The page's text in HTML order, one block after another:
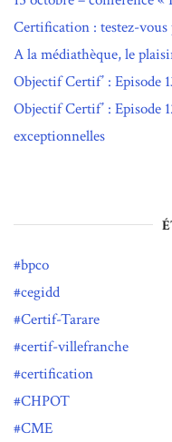
Certification : testez-vous
A la médiathèque, le
Objectif Certif’ : Episode
Objectif Certif’ : Episode
exceptionnelles
bpco
cegidd
Certif-Tarare
certif-villefranche
certification
CHPOT
CME